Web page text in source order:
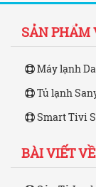
SẢN PHẨM
Máy lạnh
Tủ lạnh
Smart Tivi
BÀI VIẾT